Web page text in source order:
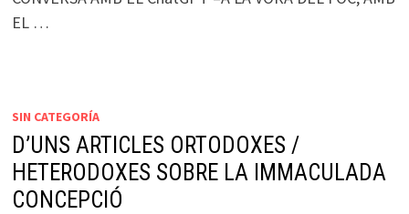
EL …
SIN CATEGORÍA
D’UNS ARTICLES ORTODOXES /
HETERODOXES SOBRE LA IMMACULADA
CONCEPCIÓ